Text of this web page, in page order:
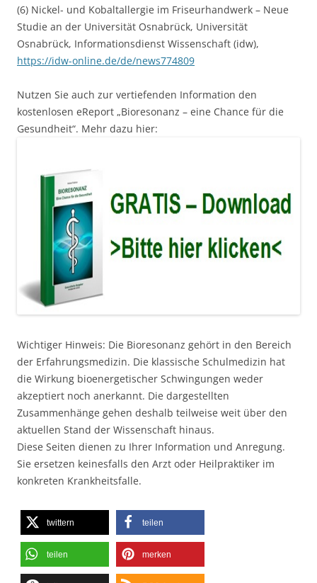
(6) Nickel- und Kobaltallergie im Friseurhandwerk – Neue
Studie an der Universität Osnabrück, Universität
Osnabrück, Informationsdienst Wissenschaft (idw),
https://idw-online.de/de/news774809
Nutzen Sie auch zur vertiefenden Information den
kostenlosen eReport „Bioresonanz – eine Chance für die
Gesundheit“. Mehr dazu hier:
Wichtiger Hinweis: Die Bioresonanz gehört in den Bereich
der Erfahrungsmedizin. Die klassische Schulmedizin hat
die Wirkung bioenergetischer Schwingungen weder
akzeptiert noch anerkannt. Die dargestellten
Zusammenhänge gehen deshalb teilweise weit über den
aktuellen Stand der Wissenschaft hinaus.
Diese Seiten dienen zu Ihrer Information und Anregung.
Sie ersetzen keinesfalls den Arzt oder Heilpraktiker im
konkreten Krankheitsfalle.
twittern teilen
teilen merken